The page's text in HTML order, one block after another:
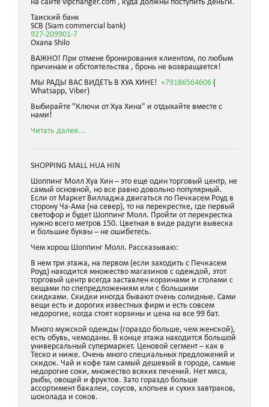
на сайте vipchanger.com , куда должны поступить деньги.
Таиский банк
SCB (Siam commercial bank)
927-209901-7
Oxana Shilo
ВАЖНО! При отмене бронирования клиентом, по любым
причинам и обстоятельства , бронь не возвращается!
МЫ РАДЫ ВАС ВИДЕТЬ В ХУА ХИНЕ! +79186564606 (
Whatsapp, Viber)
Выбирайте "Ключи от Хуа Хина" и отдыхайте вместе с
нами!
Читать далее...
SHOPPING MALL HUA HIN
Шоппинг Молл Хуа Хин – это еще один торговый центр, не
самый основной, но все равно довольно популярный.
Если от Маркет Вилладжа двигаться по Печкасем Роуд в
сторону Ча-Ама (на север), то на перекрестке, где первый
светофор и будет Шоппинг Молл. Пройти от перекрестка
нужно всего метров 150. Цветная в виде радуги вывеска
и большие буквы – не ошибетесь.
Чем хорош Шоппинг Молл. Рассказываю:
В нем три этажа, на первом (если заходить с Печкасем
Роуд) находится множество магазинов с одеждой, этот
торговый центр всегда заставлен корзинами и столами с
вещами по спепредложениям или с большими
скидками. Скидки иногда бывают очень солидные. Сами
вещи есть и дорогих известных фирм и есть совсем
недорогие, когда стоят корзины и цена на все 99 бат.
Много мужской одежды (гораздо больше, чем женской),
есть обувь, чемоданы. В конце этажа находится большой
универсальный супермаркет. Ценовой сегмент – как в
Теско и ниже. Очень много специальных предложений и
скидок. Чай и кофе там самый дешевый в городе, самые
недорогие соки, множество всяких печений. Нет мяса,
рыбы, овощей и фруктов. Зато гораздо больше
ассортимент бакалеи, соусов, хлопьев и сухих завтраков,
шоколада и соков.